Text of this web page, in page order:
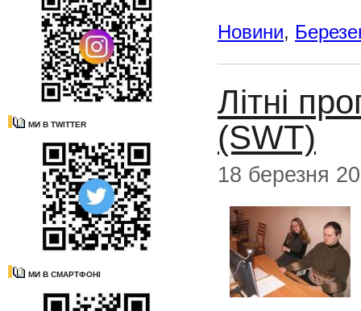
МИ В TWITTER
МИ В СМАРТФОНІ
Новини,
Літні
(SWT)
18 березня